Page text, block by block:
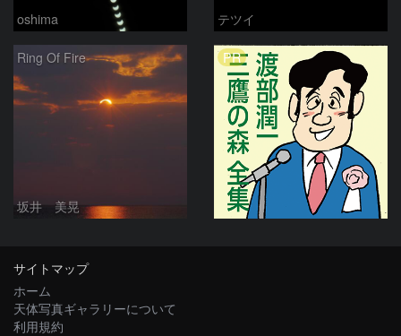
oshima テツイ
Ring Of Fire
坂井 美晃
PR
サイトマップ
ホーム
天体写真ギャラリーについて
利用規約